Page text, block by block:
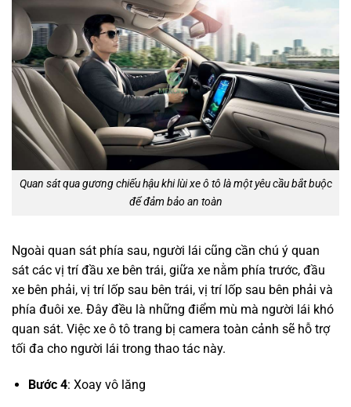
Quan sát qua gương chiếu hậu khi lùi xe ô tô là một yêu cầu bắt buộc
để đảm bảo an toàn
Ngoài quan sát phía sau, người lái cũng cần chú ý quan
sát các vị trí đầu xe bên trái, giữa xe nằm phía trước, đầu
xe bên phải, vị trí lốp sau bên trái, vị trí lốp sau bên phải và
phía đuôi xe. Đây đều là những điểm mù mà người lái khó
quan sát. Việc xe ô tô trang bị camera toàn cảnh sẽ hỗ trợ
tối đa cho người lái trong thao tác này.
Bước 4: Xoay vô lăng